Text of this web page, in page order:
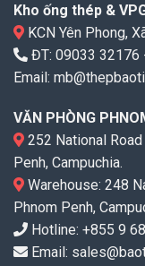
Kho ống thép &
KCN Yên Phong,
ĐT: 09033 32176
Email:
VĂN PHÒNG
252 National
Penh, Campuchia.
Warehouse: 248
Phnom Penh,
Hotline: +855 9
Email: